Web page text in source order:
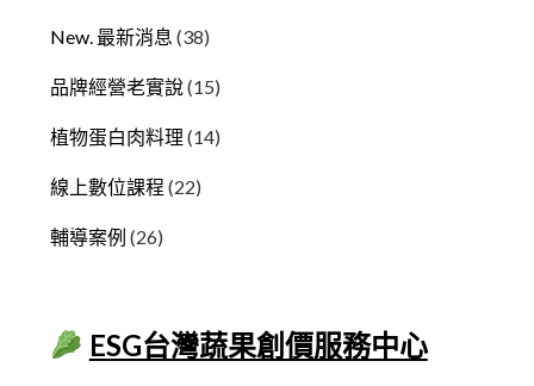
New. 最新消息 (38)
品牌經營老實說(15)
植物蛋白肉料理 (14)
線上數位課程 (22)
輔導案例 (26)
ESG台灣蔬果創價服務中心